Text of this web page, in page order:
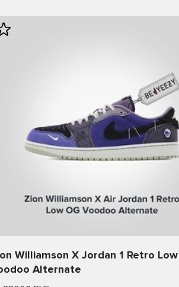
Williamson X Jordan 1 Retro
Alternate